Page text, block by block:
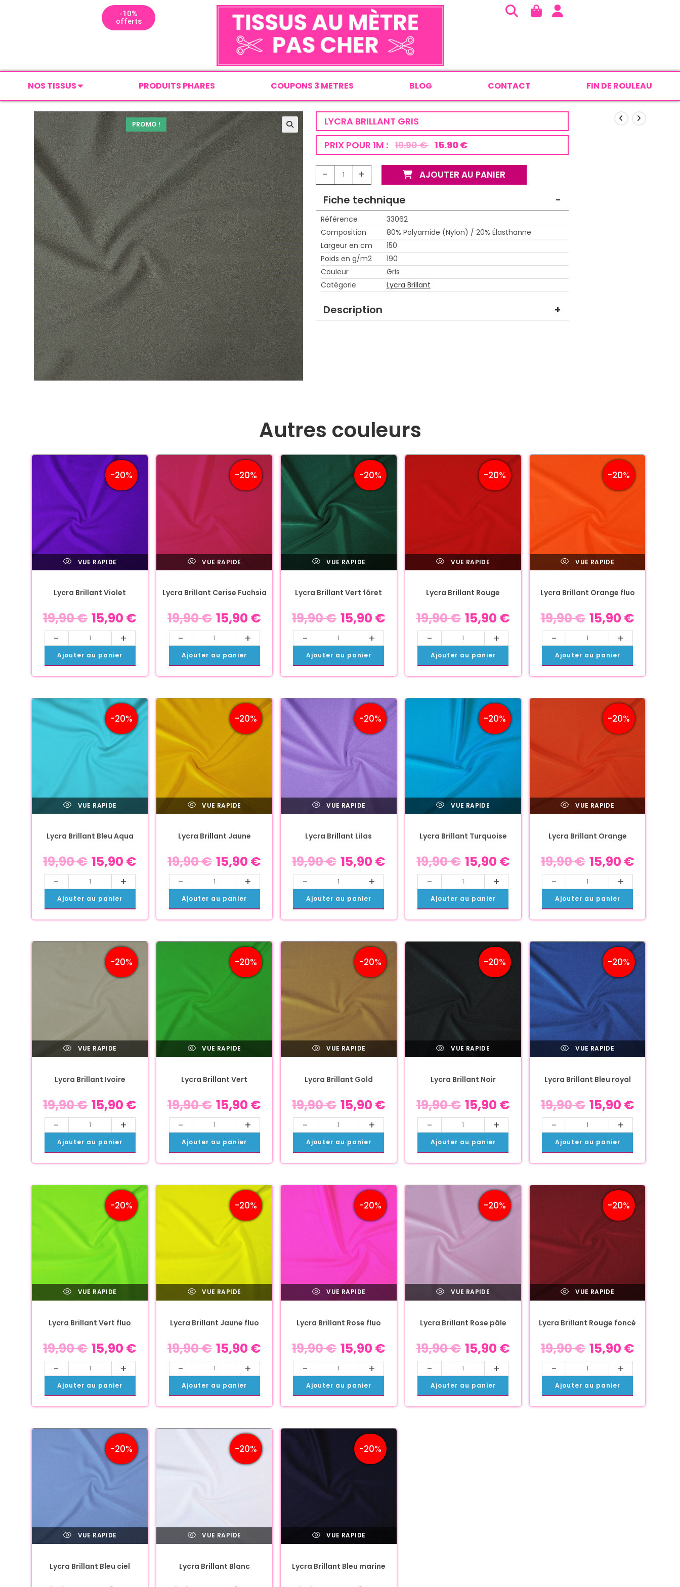
-10%
offerts
NOS TISSUS PRODUITS PHARES COUPONS 3 METRES BLOG CONTACT FIN DE ROULEAU
PROMO !
LYCRA BRILLANT GRIS
PRIX POUR 1M : 19.90 € 15.90 €
- + AJOUTER AU PANIER
Fiche technique -
Référence
33062
Composition
80% Polyamide (Nylon) / 20% Élasthanne
Largeur en cm
150
Poids en g/m2
190
Couleur
Gris
Catégorie
Lycra Brillant
Description +
Autres couleurs
-20%
VUE RAPIDE
Lycra Brillant Violet
19,90€ 15,90 €
- +
Ajouter au panier
-20%
VUE RAPIDE
Lycra Brillant Cerise Fuchsia
19,90€ 15,90 €
- +
Ajouter au panier
-20%
VUE RAPIDE
Lycra Brillant Vert fôret
19,90€ 15,90 €
- +
Ajouter au panier
-20%
VUE RAPIDE
Lycra Brillant Rouge
19,90€ 15,90 €
- +
Ajouter au panier
-20%
VUE RAPIDE
Lycra Brillant Orange fluo
19,90€ 15,90 €
- +
Ajouter au panier
-20%
VUE RAPIDE
Lycra Brillant Bleu Aqua
19,90€ 15,90 €
- +
Ajouter au panier
-20%
VUE RAPIDE
Lycra Brillant Jaune
19,90€ 15,90 €
- +
Ajouter au panier
-20%
VUE RAPIDE
Lycra Brillant Lilas
19,90€ 15,90 €
- +
Ajouter au panier
-20%
VUE RAPIDE
Lycra Brillant Turquoise
19,90€ 15,90 €
- +
Ajouter au panier
-20%
VUE RAPIDE
Lycra Brillant Orange
19,90€ 15,90 €
- +
Ajouter au panier
-20%
VUE RAPIDE
Lycra Brillant Ivoire
19,90€ 15,90 €
- +
Ajouter au panier
-20%
VUE RAPIDE
Lycra Brillant Vert
19,90€ 15,90 €
- +
Ajouter au panier
-20%
VUE RAPIDE
Lycra Brillant Gold
19,90€ 15,90 €
- +
Ajouter au panier
-20%
VUE RAPIDE
Lycra Brillant Noir
19,90€ 15,90 €
- +
Ajouter au panier
-20%
VUE RAPIDE
Lycra Brillant Bleu royal
19,90€ 15,90 €
- +
Ajouter au panier
-20%
VUE RAPIDE
Lycra Brillant Vert fluo
19,90€ 15,90 €
- +
Ajouter au panier
-20%
VUE RAPIDE
Lycra Brillant Jaune fluo
19,90€ 15,90 €
- +
Ajouter au panier
-20%
VUE RAPIDE
Lycra Brillant Rose fluo
19,90€ 15,90 €
- +
Ajouter au panier
-20%
VUE RAPIDE
Lycra Brillant Rose pâle
19,90€ 15,90 €
- +
Ajouter au panier
-20%
VUE RAPIDE
Lycra Brillant Rouge foncé
19,90€ 15,90 €
- +
Ajouter au panier
-20%
VUE RAPIDE
Lycra Brillant Bleu ciel
-20%
VUE RAPIDE
Lycra Brillant Blanc
-20%
VUE RAPIDE
Lycra Brillant Bleu marine